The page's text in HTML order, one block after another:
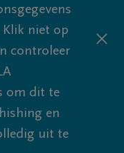
Klik niet op
controleer
om dit te
en
uit te